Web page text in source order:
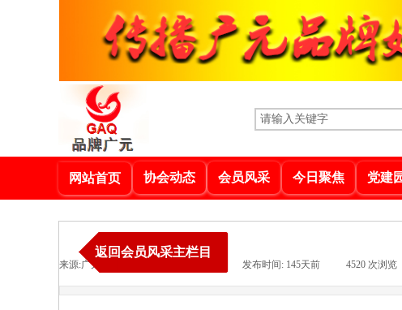
协会动态 会员风采 今日聚焦 党建
网站首页
来源:广元新闻网 发布时间: 145天前 4520 次浏览
返回会员风采主栏目